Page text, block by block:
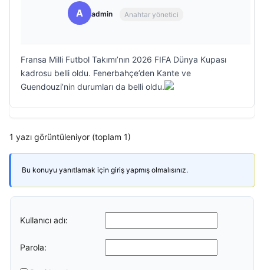
A admin Anahtar yönetici
Fransa Milli Futbol Takımı’nın 2026 FIFA Dünya Kupası
kadrosu belli oldu. Fenerbahçe’den Kante ve
Guendouzi’nin durumları da belli oldu.
1 yazı görüntüleniyor (toplam 1)
Bu konuyu yanıtlamak için giriş yapmış olmalısınız.
Kullanıcı adı:
Parola: